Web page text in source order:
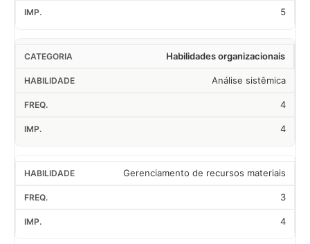
5
Habilidades organizacionais
Análise sistêmica
4
4
Gerenciamento de recursos materiais
3
4